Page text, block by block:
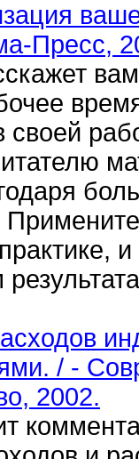
Пресс,
своей
/ -
2002.